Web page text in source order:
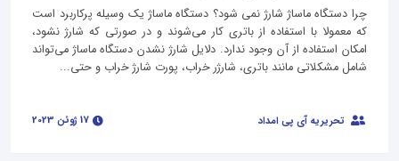
چرا دستگاه ماساژ شارژ نمی شود؟ دستگاه ماساژ یک وسیله پرکاربرد است
که معمولا با استفاده از باتری کار می‌شوند و در صورتی که شارژ نشود،
امکان استفاده از آن وجود ندارد. دلایل شارژ نشدن دستگاه ماساژ می‌تواند
شامل مشکلاتی مانند باتری، شارژر خراب، پورت شارژ خراب و حتی...
تحریریه آی پی امداد